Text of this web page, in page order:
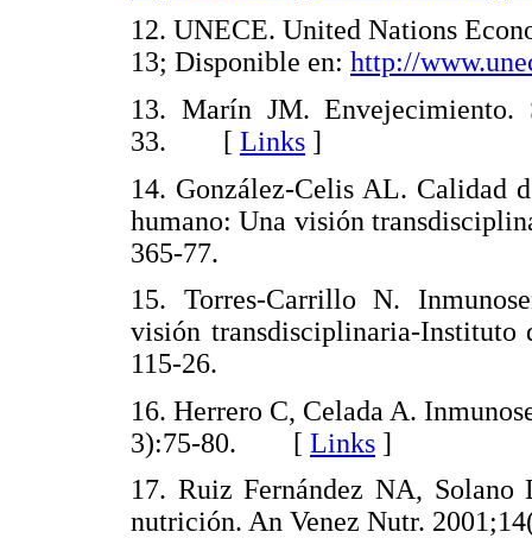
12. UNECE. United Nations
13; Disponible en: http://
13. Marín JM. Envejecimiento.
33. [ Links ]
14. González-Celis AL. Calidad
humano: Una visión
365-77.
15. Torres-Carrillo N.
visión transdisciplinaria-Instituto
115-26.
16. Herrero C, Celada A.
3):75-80. [ Links ]
17. Ruiz Fernández NA,
nutrición. An Venez Nutr.